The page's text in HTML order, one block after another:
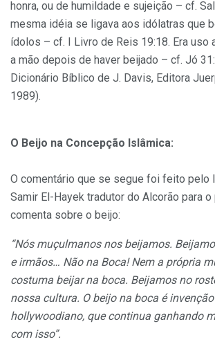
honra, ou de humildade e sujeição – cf.
mesma idéia se ligava aos idólatras que
ídolos – cf. I Livro de Reis 19:18. Era uso
a mão depois de haver beijado – cf. Jó
Dicionário Bíblico de J. Davis, Editora
1989).
O Beijo na Concepção Islâmica:
O comentário que se segue foi feito pelo
Samir El-Hayek tradutor do Alcorão para o
comenta sobre o beijo:
“Nós muçulmanos nos beijamos.
e irmãos… Não na Boca! Nem a própria
costuma beijar na boca. Beijamos no
nossa cultura. O beijo na boca é
hollywoodiano, que continua ganhando
com isso”.